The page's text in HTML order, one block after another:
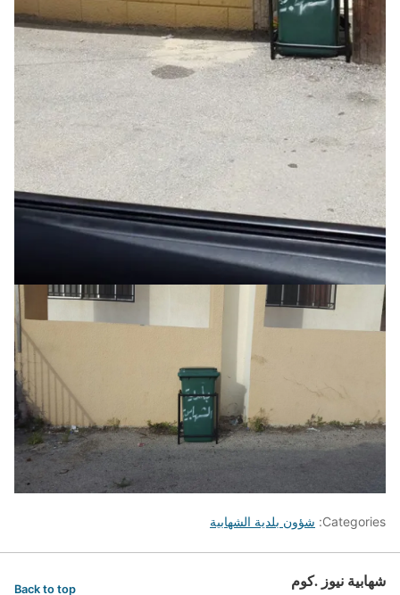
Categories: شؤون بلدية الشهابية
شهابية نيوز .كوم Back to top